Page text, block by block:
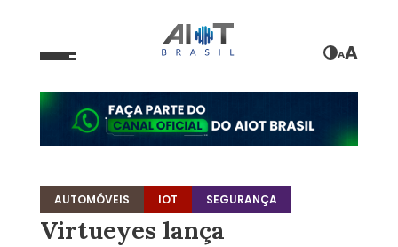
AA
AUTOMÓVEIS IOT SEGURANÇA
Virtueyes lança